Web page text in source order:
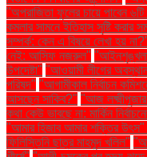
"অপরাজিতা ফুলের চায়ে পাবেন
কমলার সামনে ইতিহাস সৃষ্টি করার
সম্পর্ক: কেন এ বিষয়ে লেখা হয়
নেই: আসিফ নজরুল" "আইনশৃঙ্খলা
উপদেষ্টা" "আওয়ামী লীগের
পরিষদ" "আগামীকাল নির্বাচন
আসছেন সাকিব?" "আজ
কথা কেউ ভাবছে না: মার্কিন
"আমার হিজাব আমার শক্তির উৎস" :
ফিলিস্তিনি ছাত্র মাহমুদ খলিল"